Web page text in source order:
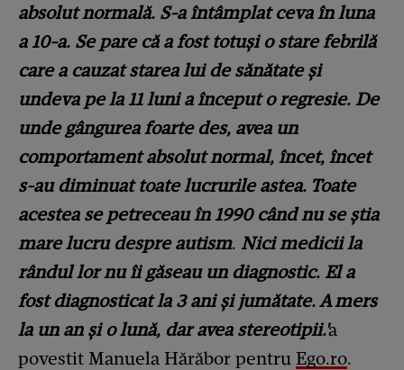
absolut normală. S-a întâmplat ceva în luna
a 10-a. Se pare că a fost totuși o stare febrilă
care a cauzat starea lui de sănătate și
undeva pe la 11 luni a început o regresie. De
unde gângurea foarte des, avea un
comportament absolut normal, încet, încet
s-au diminuat toate lucrurile astea. Toate
acestea se petreceau în 1990 când nu se știa
mare lucru despre autism. Nici medicii la
rândul lor nu îi găseau un diagnostic. El a
fost diagnosticat la 3 ani și jumătate. A mers
la un an și o lună, dar avea stereotipii.'a
povestit Manuela Hărăbor pentru Ego.ro.